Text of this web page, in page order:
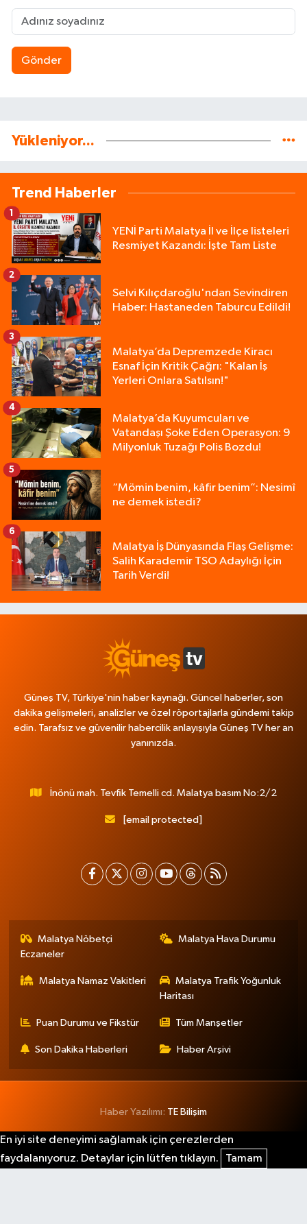
Gönder
Yükleniyor...
Trend Haberler
YENİ Parti Malatya İl ve İlçe listeleri
Resmiyet Kazandı: İşte Tam Liste
1
Selvi Kılıçdaroğlu'ndan Sevindiren
Haber: Hastaneden Taburcu Edildi!
2
Malatya’da Depremzede Kiracı
Esnaf İçin Kritik Çağrı: "Kalan İş
Yerleri Onlara Satılsın!"
3
Malatya’da Kuyumcuları ve
Vatandaşı Şoke Eden Operasyon: 9
Milyonluk Tuzağı Polis Bozdu!
4
“Mömin benim, kâfir benim”: Nesimî
ne demek istedi?
5
Malatya İş Dünyasında Flaş Gelişme:
Salih Karademir TSO Adaylığı İçin
Tarih Verdi!
6
Güneş TV, Türkiye'nin haber kaynağı. Güncel haberler, son
dakika gelişmeleri, analizler ve özel röportajlarla gündemi takip
edin. Tarafsız ve güvenilir habercilik anlayışıyla Güneş TV her an
yanınızda.
İnönü mah. Tevfik Temelli cd. Malatya basım No:2/2
[email protected]
Malatya Nöbetçi
Eczaneler
Malatya Hava Durumu
Malatya Namaz Vakitleri
Malatya Trafik Yoğunluk
Haritası
Puan Durumu ve Fikstür Tüm Manşetler
Son Dakika Haberleri Haber Arşivi
Haber Yazılımı: TE Bilişim
En iyi site deneyimi sağlamak için çerezlerden
faydalanıyoruz. Detaylar için lütfen tıklayın.
Tamam